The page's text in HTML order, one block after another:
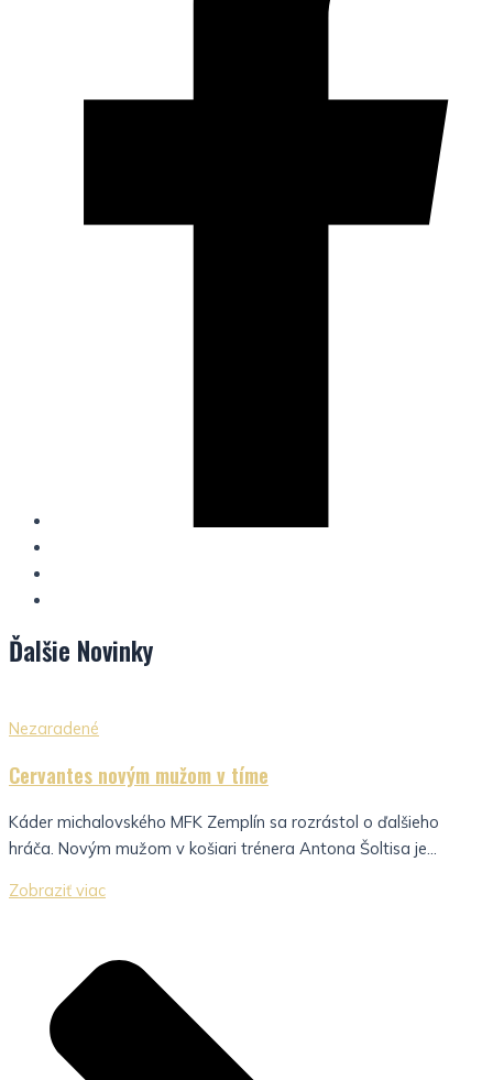
Ďalšie Novinky
Nezaradené
Cervantes novým mužom v tíme
Káder michalovského MFK Zemplín sa rozrástol o ďalšieho
hráča. Novým mužom v košiari trénera Antona Šoltisa je...
Zobraziť viac